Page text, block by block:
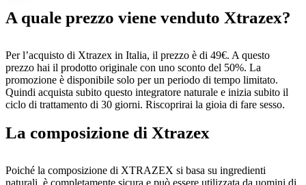
A quale prezzo viene venduto Xtrazex?
Per l’acquisto di Xtrazex in Italia, il prezzo è di 49€. A questo
prezzo hai il prodotto originale con uno sconto del 50%. La
promozione è disponibile solo per un periodo di tempo limitato.
Quindi acquista subito questo integratore naturale e inizia subito il
ciclo di trattamento di 30 giorni. Riscoprirai la gioia di fare sesso.
La composizione di Xtrazex
Poiché la composizione di XTRAZEX si basa su ingredienti
naturali, è completamente sicura e può essere utilizzata da uomini di